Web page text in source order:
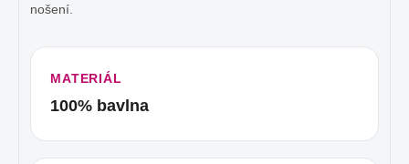
nošení.
MATERIÁL
100% bavlna